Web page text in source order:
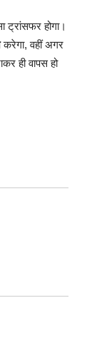
ट्रांसफर होगा।
करेगा, वहीं अगर
ही वापस हो